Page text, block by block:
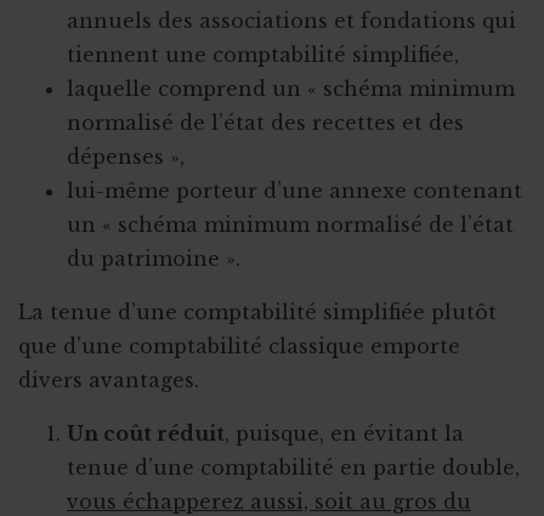
annuels des associations et fondations qui
tiennent une comptabilité simplifiée,
laquelle comprend un « schéma minimum
normalisé de l’état des recettes et des
dépenses »,
lui-même porteur d’une annexe contenant
un « schéma minimum normalisé de l’état
du patrimoine ».
La tenue d’une comptabilité simplifiée plutôt
que d’une comptabilité classique emporte
divers avantages.
Un coût réduit, puisque, en évitant la
tenue d’une comptabilité en partie double,
vous échapperez aussi, soit au gros du